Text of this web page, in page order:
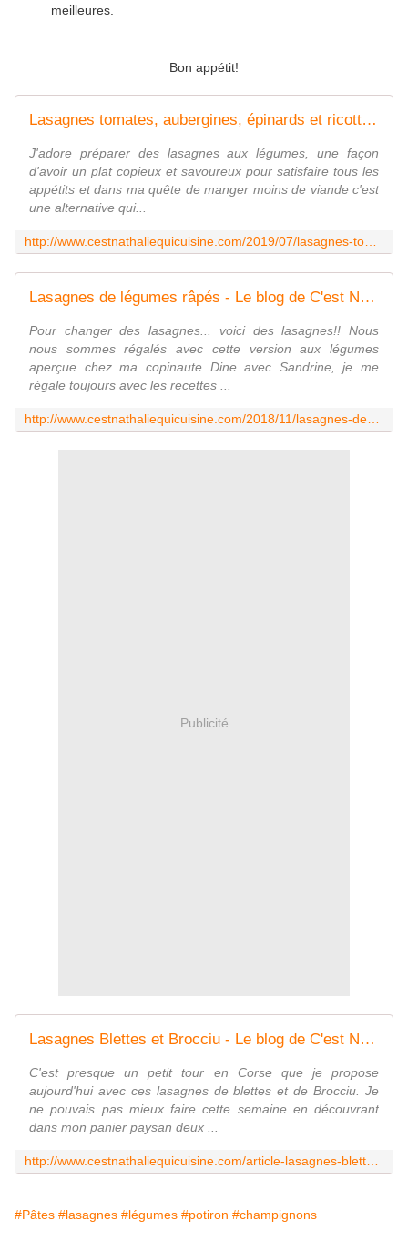
meilleures.
Bon appétit!
Lasagnes tomates, aubergines, épinards et ricotta {végétarien} - Le blog de C'est Nathalie qui cuisine
J'adore préparer des lasagnes aux légumes, une façon
d'avoir un plat copieux et savoureux pour satisfaire tous les
appétits et dans ma quête de manger moins de viande c'est
une alternative qui...
Lasagnes de légumes râpés - Le blog de C'est Nathalie qui cuisine
Pour changer des lasagnes... voici des lasagnes!! Nous
nous sommes régalés avec cette version aux légumes
aperçue chez ma copinaute Dine avec Sandrine, je me
régale toujours avec les recettes ...
Publicité
Lasagnes Blettes et Brocciu - Le blog de C'est Nathalie qui cuisine
C'est presque un petit tour en Corse que je propose
aujourd'hui avec ces lasagnes de blettes et de Brocciu. Je
ne pouvais pas mieux faire cette semaine en découvrant
dans mon panier paysan deux ...
#Pâtes #lasagnes #légumes #potiron #champignons